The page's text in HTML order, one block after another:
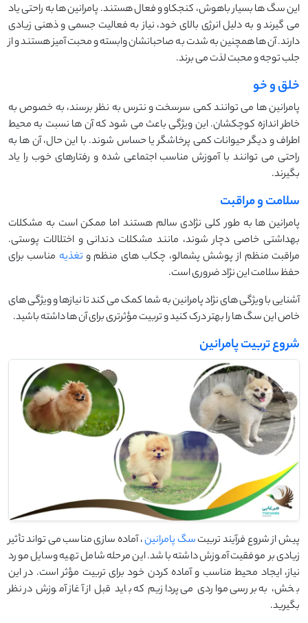
این سگ‌ ها بسیار باهوش، کنجکاو و فعال هستند. پامرانین‌ ها به راحتی یاد
می ‌گیرند و به دلیل انرژی بالای خود، نیاز به فعالیت جسمی و ذهنی زیادی
دارند. آن ‌ها همچنین به شدت به صاحبانشان وابسته و محبت ‌آمیز هستند و از
جلب توجه و محبت لذت می ‌برند.
خلق و خو
پامرانین ‌ها می ‌توانند کمی سرسخت و نترس به نظر برسند، به خصوص به
خاطر اندازه کوچکشان. این ویژگی باعث می ‌شود که آن‌ ها نسبت به محیط
اطراف و دیگر حیوانات کمی پرخاشگر یا حساس شوند. با این حال، آن‌ ها به
راحتی می ‌توانند با آموزش مناسب اجتماعی شده و رفتارهای خوب را یاد
بگیرند.
سلامت و مراقبت
پامرانین ‌ها به طور کلی نژادی سالم هستند اما ممکن است به مشکلات
بهداشتی خاصی دچار شوند، مانند مشکلات دندانی و اختلالات پوستی.
مراقبت منظم از پوشش پشمالو، چکاب ‌های منظم و تغذیه مناسب برای
حفظ سلامت این نژاد ضروری است.
آشنایی با ویژگی ‌های نژاد پامرانین به شما کمک می ‌کند تا نیازها و ویژگی‌ های
خاص این سگ‌ ها را بهتر درک کنید و تربیت مؤثرتری برای آن‌ ها داشته باشید.
شروع تربیت پامرانین
پیش از شروع فرآیند تربیتسگ پامرانین، آماده ‌سازی مناسب می ‌تواند تأثیر
زیادی بر موفقیت آموزش داشته باشد. این مرحله شامل تهیه وسایل مورد
نیاز، ایجاد محیط مناسب و آماده کردن خود برای تربیت مؤثر است. در این
بخش، به بررسی مواردی می‌ پردازیم که باید قبل از آغاز آموزش در نظر
بگیرید.